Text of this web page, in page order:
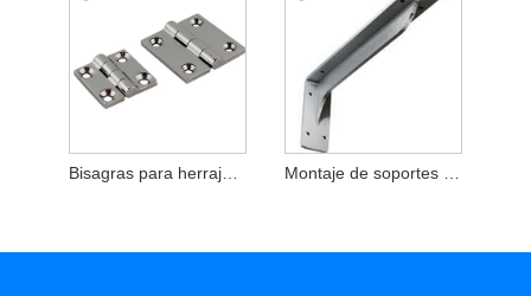
Bisagras para herrajes para muebles Montaje de soportes de acero inoxidable con tornillos